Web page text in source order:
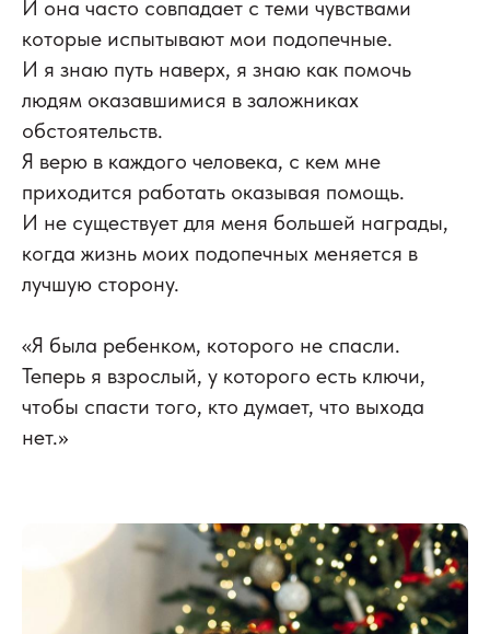
И она часто совпадает с теми чувствами
которые испытывают мои подопечные.
И я знаю путь наверх, я знаю как помочь
людям оказавшимися в заложниках
обстоятельств.
Я верю в каждого человека, с кем мне
приходится работать оказывая помощь.
И не существует для меня большей награды,
когда жизнь моих подопечных меняется в
лучшую сторону.
«Я была ребенком, которого не спасли.
Теперь я взрослый, у которого есть ключи,
чтобы спасти того, кто думает, что выхода
нет.»